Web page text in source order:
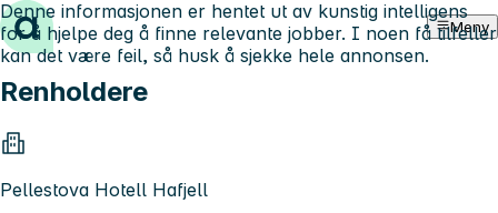
Hopp til innhold Meny
Renholdere
Pellestova Hotell Hafjell
Denne informasjonen er hentet ut av kunstig intelligens
for å hjelpe deg å finne relevante jobber. I noen få tilfeller
kan det være feil, så husk å sjekke hele annonsen.